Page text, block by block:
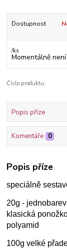
Dostupnost
/ks
Momentálně
Číslo produktu:
Popis příze
Komentáře 0
Popis příze
speciálně
20g -
klasická
polyamid
100g velké